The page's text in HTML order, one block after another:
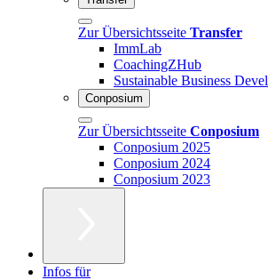
Zur Übersichtsseite Transfer
ImmLab
CoachingZHub
Sustainable Business
Conposium
Zur Übersichtsseite Conposium
Conposium 2025
Conposium 2024
Conposium 2023
Infos für